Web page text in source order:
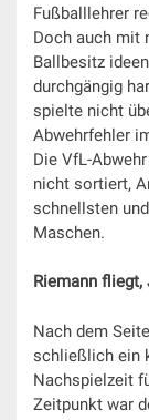
Fußballlehrer
Doch auch mit
Ballbesitz
durchgängig
spielte nicht
Abwehrfehler
Die VfL-
nicht sortiert,
schnellsten
Maschen.
Riemann
Nach dem
schließlich ein
Nachspielzeit
Zeitpunkt war